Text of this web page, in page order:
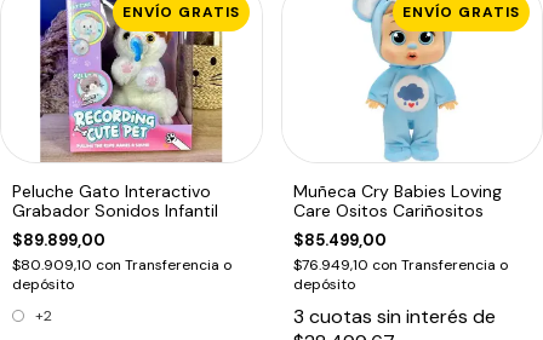
ENVÍO GRATIS
Peluche Gato Interactivo
Grabador Sonidos Infantil
$89.899,00
$80.909,10 con Transferencia o
depósito
+2
ENVÍO GRATIS
Muñeca Cry Babies Loving
Care Ositos Cariñositos
$85.499,00
$76.949,10 con Transferencia o
depósito
3 cuotas sin interés de